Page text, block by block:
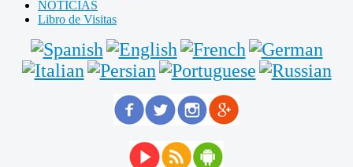
NOTICIAS
Libro de Visitas